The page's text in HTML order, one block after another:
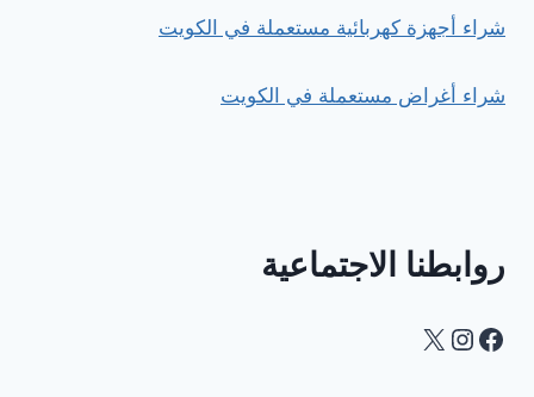
شراء أجهزة كهربائية مستعملة في الكويت
شراء أغراض مستعملة في الكويت
روابطنا الاجتماعية
Facebook
Instagram
X